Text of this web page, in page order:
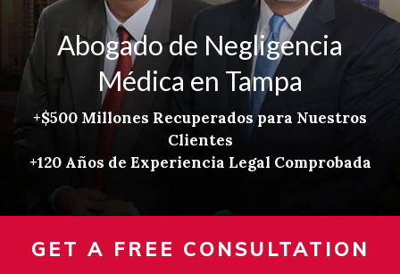
Abogado de Negligencia
Médica en Tampa
+$500 Millones Recuperados para Nuestros
Clientes
+120 Años de Experiencia Legal Comprobada
GET A FREE CONSULTATION